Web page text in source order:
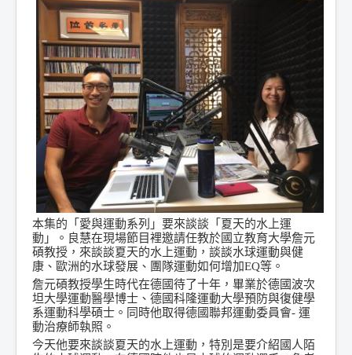
本集的「愛與運動系列」要來談談「夏天的水上運
動」。良慧在現場節目裡邀請任教於國立教育大學詹元
碩教授，來談談夏天的水上運動，談談水球運動與健
康、歐洲的水球發展、團隊運動如何增加EQ等。
詹元碩教授學生時代在德國待了十年，畢業於德國波次
坦大學運動醫學博士、德國科隆運動大學預防與復健學
系運動科學碩士。同時他取得德國聯邦運動委員會- 運
動治療師執照。
今天他要來談談夏天的水上運動，特別是要介紹國人陌